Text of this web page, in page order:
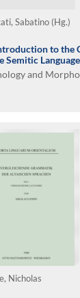
Sabatino (Hg.)
to the
Semitic
and
Nicholas